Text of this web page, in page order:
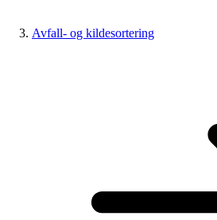
Avfall- og kildesortering